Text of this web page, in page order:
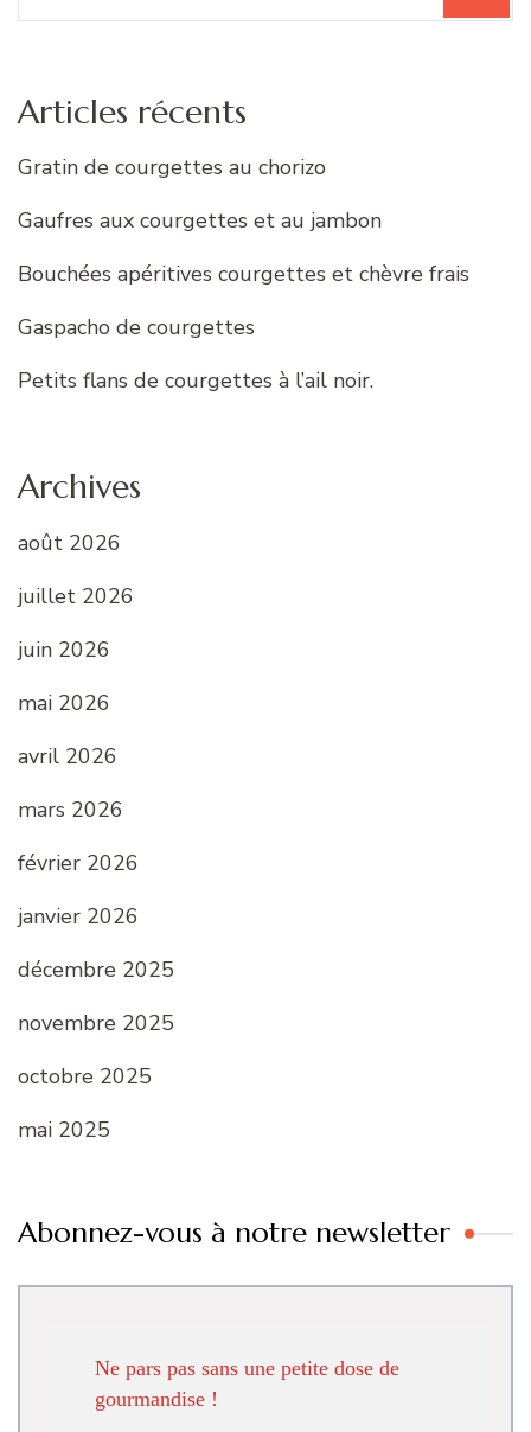
Articles récents
Gratin de courgettes au chorizo
Gaufres aux courgettes et au jambon
Bouchées apéritives courgettes et chèvre frais
Gaspacho de courgettes
Petits flans de courgettes à l’ail noir.
Archives
août 2026
juillet 2026
juin 2026
mai 2026
avril 2026
mars 2026
février 2026
janvier 2026
décembre 2025
novembre 2025
octobre 2025
mai 2025
Abonnez-vous à notre newsletter
Ne pars pas sans une petite dose de
gourmandise !